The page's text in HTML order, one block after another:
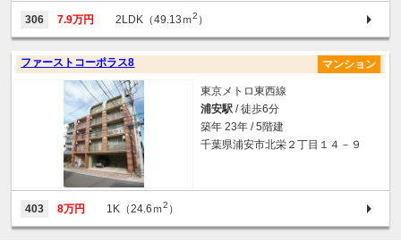
306 7.9万円 2LDK（49.13ｍ2 ）
ファーストコーポラス8 マンション
東京メトロ東西線
浦安駅 / 徒歩6分
築年 23年 / 5階建
千葉県浦安市北栄２丁目１４－９
403 8万円 1K（24.6ｍ2 ）